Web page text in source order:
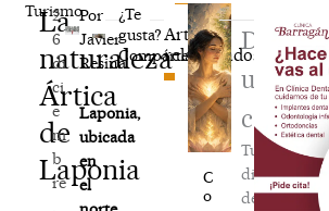
Turismo
La
naturaleza
Ártica
de
Laponia
2
6
di
ci
e
m
b
re
Por
Javier
Resina
Laponia,
ubicada
en
el
¿Te
gusta?
Compártelo
Artículos
relacionados
C
o
Deja
un
Tu
dirección
de